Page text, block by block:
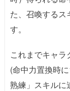
た、召喚するス
す。
これまでキャ
(命中力置換時
熟練」スキルに